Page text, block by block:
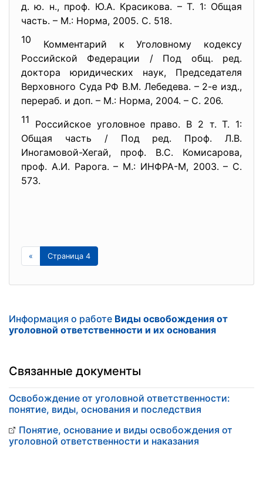
д. ю. н., проф. Ю.А. Красикова. – Т. 1: Общая
часть. – М.: Норма, 2005. С. 518.
10 Комментарий к Уголовному кодексу
Российской Федерации / Под общ. ред.
доктора юридических наук, Председателя
Верховного Суда РФ В.М. Лебедева. – 2-е изд.,
перераб. и доп. – М.: Норма, 2004. – С. 206.
11 Российское уголовное право. В 2 т. Т. 1:
Общая часть / Под ред. Проф. Л.В.
Иногамовой-Хегай, проф. В.С. Комисарова,
проф. А.И. Рарога. – М.: ИНФРА-М, 2003. – С.
573.
« Страница 4
Информация о работе Виды освобождения от
уголовной ответственности и их основания
Связанные документы
Освобождение от уголовной ответственности:
понятие, виды, основания и последствия
Понятие, основание и виды освобождения от
уголовной ответственности и наказания